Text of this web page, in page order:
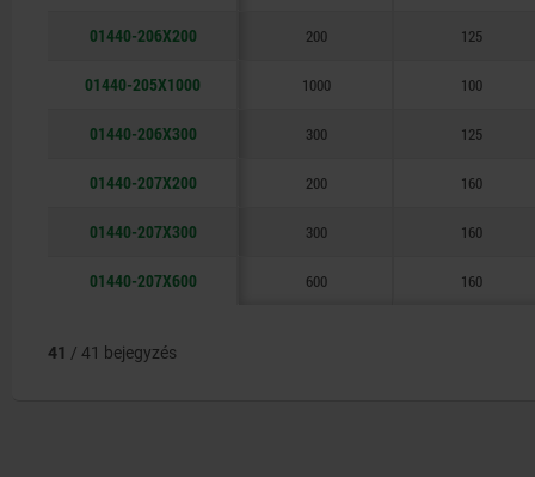
01440-206X200 200 125
01440-205X1000 1000 100
01440-206X300 300 125
01440-207X200 200 160
01440-207X300 300 160
01440-207X600 600 160
41 / 41 bejegyzés